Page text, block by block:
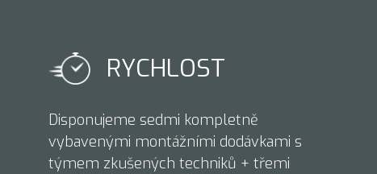
RYCHLOST
Disponujeme sedmi kompletně
vybavenými montážními dodávkami s
týmem zkušených techniků + třemi